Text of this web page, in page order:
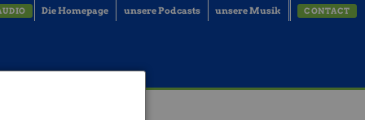
Die Homepage unsere Podcasts unsere Musik CONTACT